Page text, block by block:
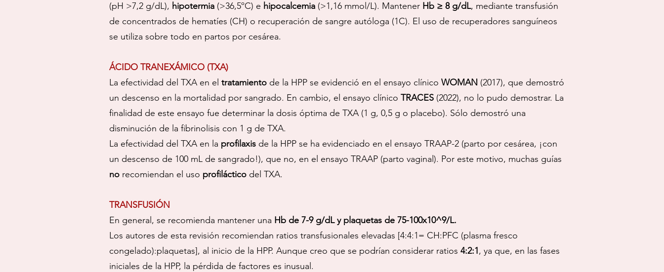
(pH >7,2 g/dL), hipotermia (>36,5ºC) e hipocalcemia (>1,16 mmol/L). Mantener Hb ≥ 8 g/dL, mediante transfusión
de concentrados de hematíes (CH) o recuperación de sangre autóloga (1C). El uso de recuperadores sanguíneos
se utiliza sobre todo en partos por cesárea.
ÁCIDO TRANEXÁMICO (TXA)
La efectividad del TXA en el tratamiento de la HPP se evidenció en el ensayo clínico WOMAN (2017), que demostró
un descenso en la mortalidad por sangrado. En cambio, el ensayo clínico TRACES (2022), no lo pudo demostrar. La
finalidad de este ensayo fue determinar la dosis óptima de TXA (1 g, 0,5 g o placebo). Sólo demostró una
disminución de la fibrinolisis con 1 g de TXA.
La efectividad del TXA en la profilaxis de la HPP se ha evidenciado en el ensayo TRAAP-2 (parto por cesárea, ¡con
un descenso de 100 mL de sangrado!), que no, en el ensayo TRAAP (parto vaginal). Por este motivo, muchas guías
no recomiendan el uso profiláctico del TXA.
TRANSFUSIÓN
En general, se recomienda mantener una Hb de 7-9 g/dL y plaquetas de 75-100x10^9/L.
Los autores de esta revisión recomiendan ratios transfusionales elevadas [4:4:1= CH:PFC (plasma fresco
congelado):plaquetas], al inicio de la HPP. Aunque creo que se podrían considerar ratios 4:2:1, ya que, en las fases
iniciales de la HPP, la pérdida de factores es inusual.